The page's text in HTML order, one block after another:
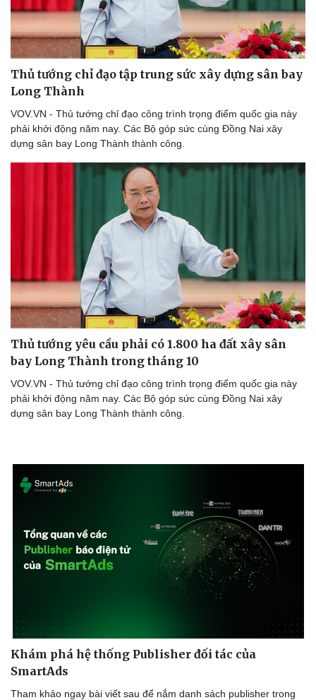
Doanh nghiệp
Thông tin doanh nghiệp
Doanh nghiệp 24h
Doanh nhân
Vì cộng đồng
Công nghệ
Trải nghiệm
Chuyển đổi số
Thủ tướng chỉ đạo tập trung sức xây dựng sân bay
Long Thành
VOV.VN - Thủ tướng chỉ đạo công trình trọng điểm quốc gia này
phải khởi động năm nay. Các Bộ góp sức cùng Đồng Nai xây
dựng sân bay Long Thành thành công.
Thủ tướng yêu cầu phải có 1.800 ha đất xây sân
bay Long Thành trong tháng 10
VOV.VN - Thủ tướng chỉ đạo công trình trọng điểm quốc gia này
phải khởi động năm nay. Các Bộ góp sức cùng Đồng Nai xây
dựng sân bay Long Thành thành công.
Khám phá hệ thống Publisher đối tác của
SmartAds
Tham khảo ngay bài viết sau để nắm danh sách publisher trong